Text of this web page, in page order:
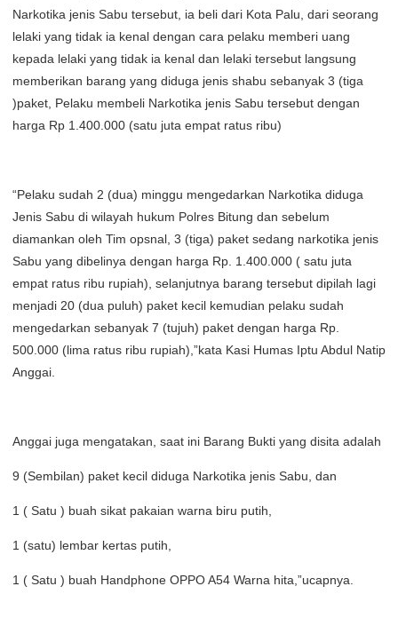
Narkotika jenis Sabu tersebut, ia beli dari Kota Palu, dari seorang
lelaki yang tidak ia kenal dengan cara pelaku memberi uang
kepada lelaki yang tidak ia kenal dan lelaki tersebut langsung
memberikan barang yang diduga jenis shabu sebanyak 3 (tiga
)paket, Pelaku membeli Narkotika jenis Sabu tersebut dengan
harga Rp 1.400.000 (satu juta empat ratus ribu)
“Pelaku sudah 2 (dua) minggu mengedarkan Narkotika diduga
Jenis Sabu di wilayah hukum Polres Bitung dan sebelum
diamankan oleh Tim opsnal, 3 (tiga) paket sedang narkotika jenis
Sabu yang dibelinya dengan harga Rp. 1.400.000 ( satu juta
empat ratus ribu rupiah), selanjutnya barang tersebut dipilah lagi
menjadi 20 (dua puluh) paket kecil kemudian pelaku sudah
mengedarkan sebanyak 7 (tujuh) paket dengan harga Rp.
500.000 (lima ratus ribu rupiah),”kata Kasi Humas Iptu Abdul Natip
Anggai.
Anggai juga mengatakan, saat ini Barang Bukti yang disita adalah
9 (Sembilan) paket kecil diduga Narkotika jenis Sabu, dan
1 ( Satu ) buah sikat pakaian warna biru putih,
1 (satu) lembar kertas putih,
1 ( Satu ) buah Handphone OPPO A54 Warna hita,”ucapnya.